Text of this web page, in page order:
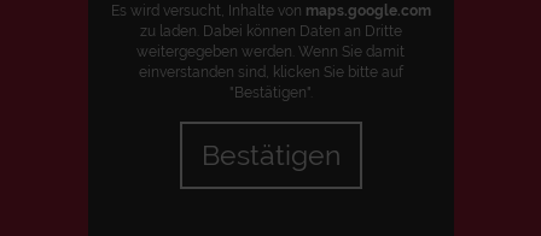
Es wird versucht, Inhalte von maps.google.com
zu laden. Dabei können Daten an Dritte
weitergegeben werden. Wenn Sie damit
einverstanden sind, klicken Sie bitte auf
"Bestätigen".
Bestätigen